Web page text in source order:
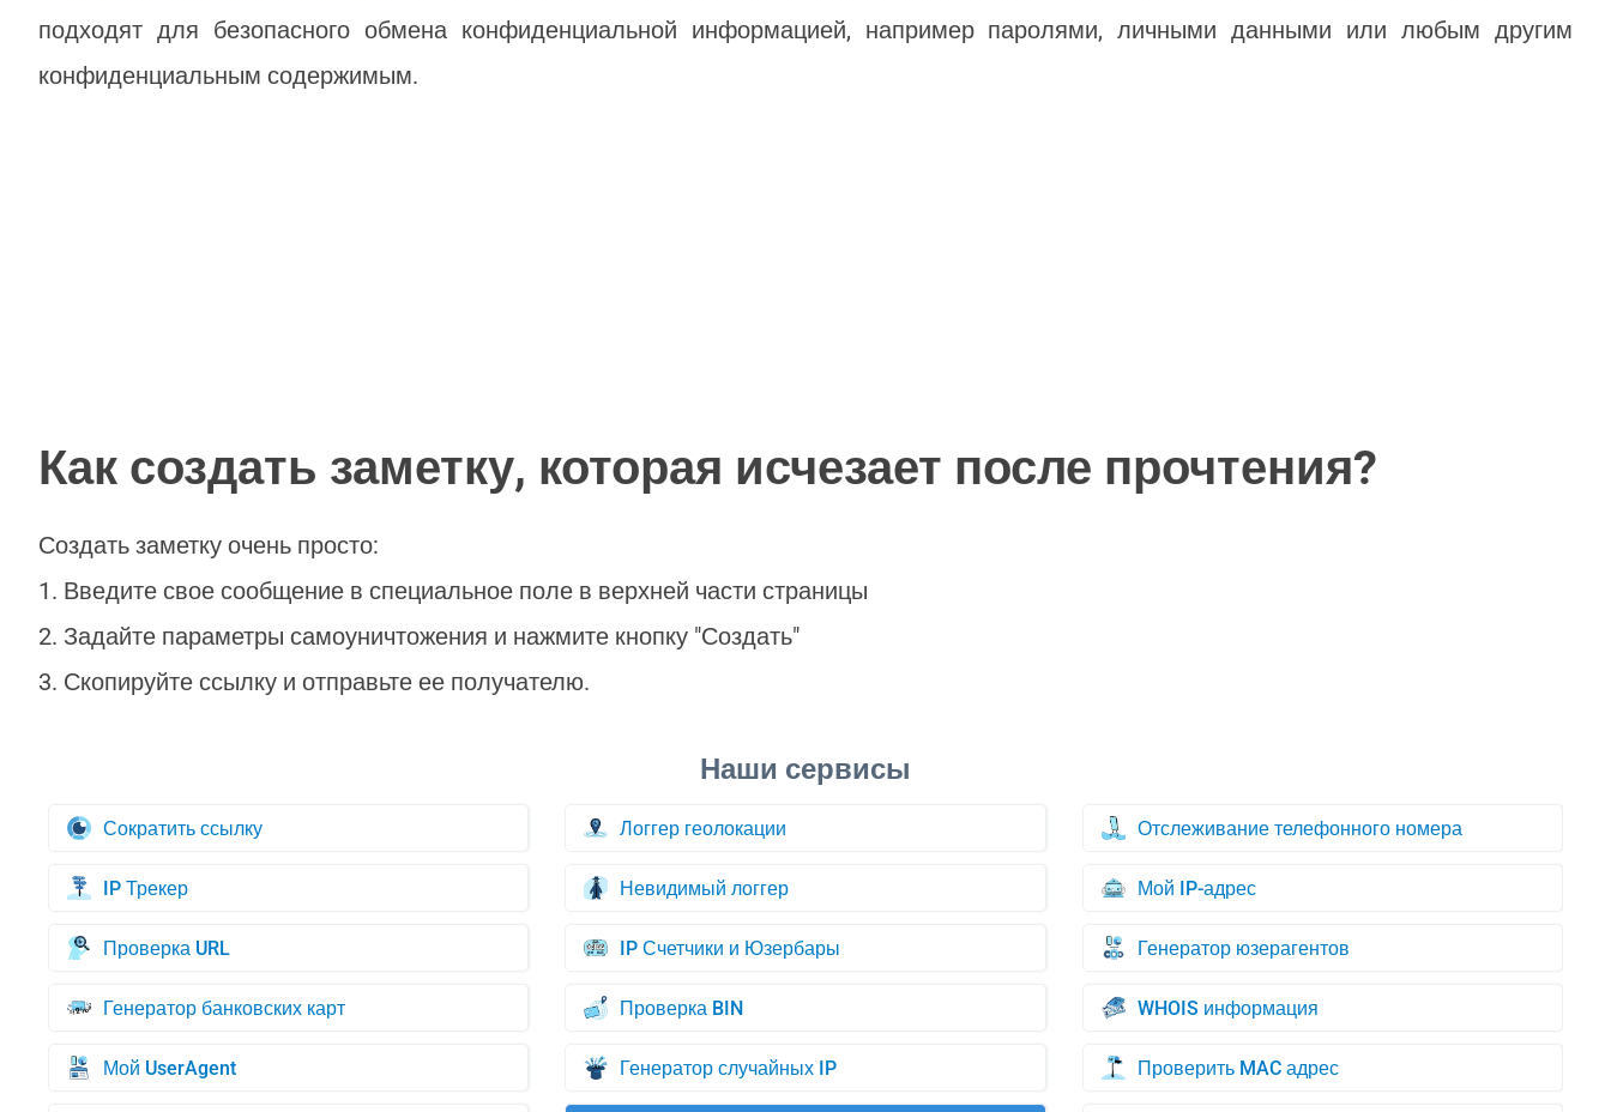
подходят для безопасного обмена конфиденциальной информацией, например паролями, личными данными или любым другим
конфиденциальным содержимым.
Как создать заметку, которая исчезает после прочтения?
Создать заметку очень просто:
1. Введите свое сообщение в специальное поле в верхней части страницы
2. Задайте параметры самоуничтожения и нажмите кнопку "Создать"
3. Скопируйте ссылку и отправьте ее получателю.
Сократить ссылку Логгер геолокации Отслеживание телефонного номера
IP Трекер Невидимый логгер Мой IP-адрес
Проверка URL IP Счетчики и Юзербары Генератор юзерагентов
Генератор банковских карт Проверка BIN WHOIS информация
Мой UserAgent Генератор случайных IP Проверить MAC адрес